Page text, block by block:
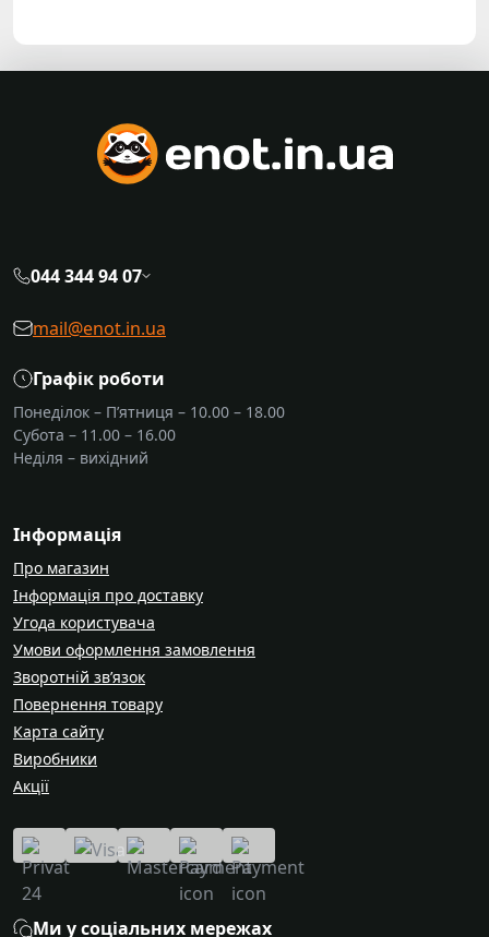
044 344 94 07
mail@enot.in.ua
Графік роботи
Понеділок – П’ятниця – 10.00 – 18.00
Субота – 11.00 – 16.00
Неділя – вихідний
Інформація
Про магазин
Інформація про доставку
Угода користувача
Умови оформлення замовлення
Зворотній зв’язок
Повернення товару
Карта сайту
Виробники
Акції
Ми у соціальних мережах